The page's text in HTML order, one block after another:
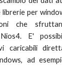
per
che
E'
caricabili
ad